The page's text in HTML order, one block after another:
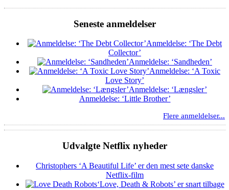
Seneste anmeldelser
Anmeldelse: ‘The Debt
Collector’
Anmeldelse: ‘Sandheden’
Anmeldelse: ‘A Toxic
Love Story’
Anmeldelse: ‘Længsler’
Anmeldelse: ‘Little Brother’
Flere anmeldelser...
Udvalgte Netflix nyheder
Christophers ‘A Beautiful Life’ er den mest sete danske
Netflix-film
‘Love, Death & Robots’ er snart tilbage